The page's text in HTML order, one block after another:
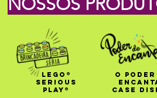
NOSSOS
LEGO®
SERIOUS
PLAY®
O PODER
CASE